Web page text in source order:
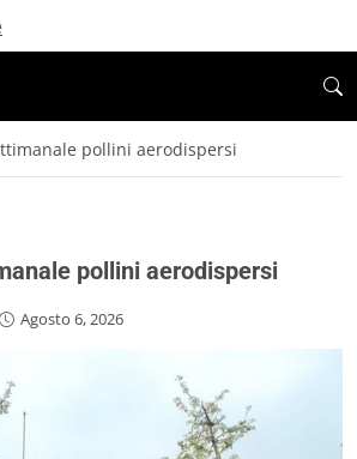
pollini aerodispersi
pollini aerodispersi
Agosto 6, 2026